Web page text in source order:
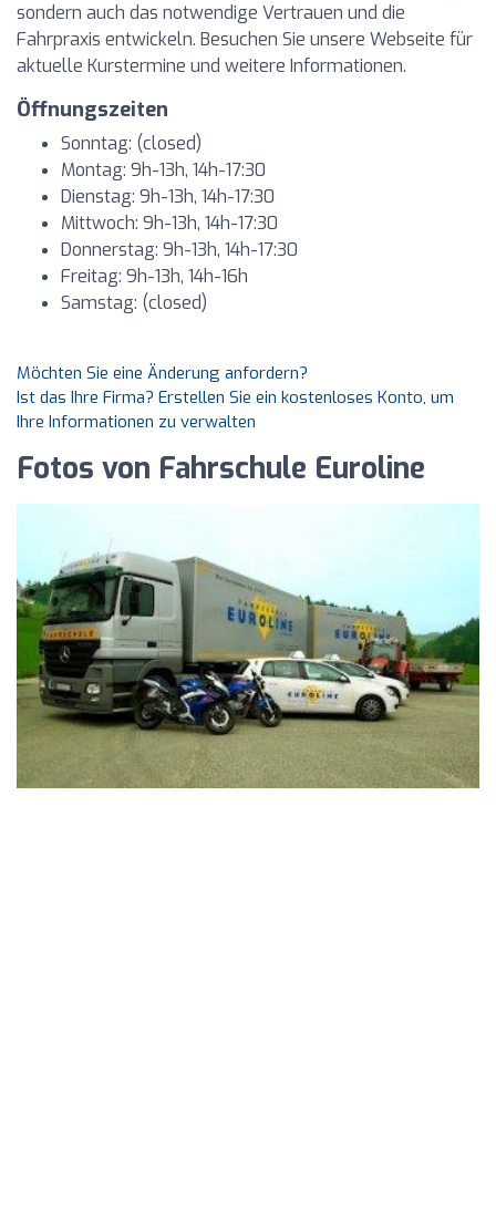
sondern auch das notwendige Vertrauen und die
Fahrpraxis entwickeln. Besuchen Sie unsere Webseite für
aktuelle Kurstermine und weitere Informationen.
Öffnungszeiten
Sonntag: (closed)
Montag: 9h-13h, 14h-17:30
Dienstag: 9h-13h, 14h-17:30
Mittwoch: 9h-13h, 14h-17:30
Donnerstag: 9h-13h, 14h-17:30
Freitag: 9h-13h, 14h-16h
Samstag: (closed)
Möchten Sie eine Änderung anfordern?
Ist das Ihre Firma? Erstellen Sie ein kostenloses Konto, um
Ihre Informationen zu verwalten
Fotos von Fahrschule Euroline